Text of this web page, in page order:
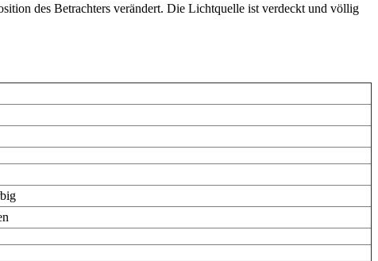
des Betrachters verändert. Die Lichtquelle ist verdeckt und völlig